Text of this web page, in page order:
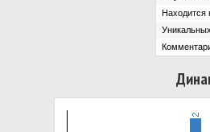
Находится